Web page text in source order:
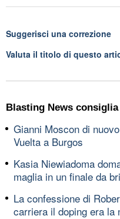
Suggerisci una correzione
Valuta il titolo di questo
Blasting News consiglia
Gianni Moscon di
Vuelta a Burgos
Kasia Niewiadoma
maglia in un finale da
La confessione di
carriera il doping era la